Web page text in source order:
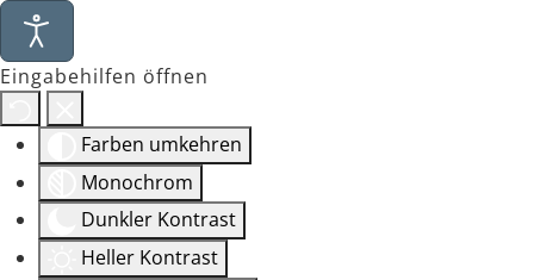
Eingabehilfen öffnen
Farben umkehren
Monochrom
Dunkler Kontrast
Heller Kontrast